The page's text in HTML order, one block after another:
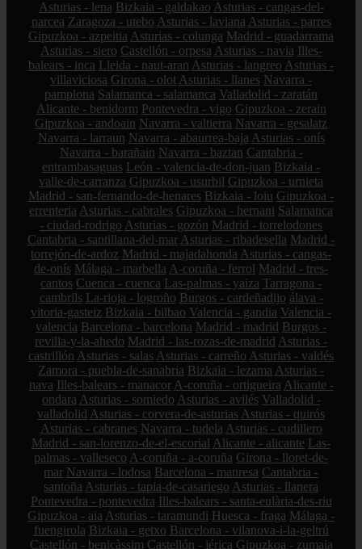
Asturias - lena Bizkaia - galdakao Asturias - cangas-del-
narcea Zaragoza - utebo Asturias - laviana Asturias - parres
Gipuzkoa - azpeitia Asturias - colunga Madrid - guadarrama
Asturias - siero Castellón - orpesa Asturias - navia Illes-
balears - inca Lleida - naut-aran Asturias - langreo Asturias -
villaviciosa Girona - olot Asturias - llanes Navarra -
pamplona Salamanca - salamanca Valladolid - zaratán
Alicante - benidorm Pontevedra - vigo Gipuzkoa - zerain
Gipuzkoa - andoain Navarra - valtierra Navarra - gesalatz
Navarra - larraun Navarra - abaurrea-baja Asturias - onís
Navarra - barañain Navarra - baztan Cantabria -
entrambasaguas León - valencia-de-don-juan Bizkaia -
valle-de-carranza Gipuzkoa - usurbil Gipuzkoa - urnieta
Madrid - san-fernando-de-henares Bizkaia - loiu Gipuzkoa -
errenteria Asturias - cabrales Gipuzkoa - hernani Salamanca
- ciudad-rodrigo Asturias - gozón Madrid - torrelodones
Cantabria - santillana-del-mar Asturias - ribadesella Madrid -
torrejón-de-ardoz Madrid - majadahonda Asturias - cangas-
de-onís Málaga - marbella A-coruña - ferrol Madrid - tres-
cantos Cuenca - cuenca Las-palmas - yaiza Tarragona -
cambrils La-rioja - logroño Burgos - cardeñadijo álava -
vitoria-gasteiz Bizkaia - bilbao Valencia - gandia Valencia -
valencia Barcelona - barcelona Madrid - madrid Burgos -
revilla-y-la-ahedo Madrid - las-rozas-de-madrid Asturias -
castrillón Asturias - salas Asturias - carreño Asturias - valdés
Zamora - puebla-de-sanabria Bizkaia - lezama Asturias -
nava Illes-balears - manacor A-coruña - ortigueira Alicante -
ondara Asturias - somiedo Asturias - avilés Valladolid -
valladolid Asturias - corvera-de-asturias Asturias - quirós
Asturias - cabranes Navarra - tudela Asturias - cudillero
Madrid - san-lorenzo-de-el-escorial Alicante - alicante Las-
palmas - valleseco A-coruña - a-coruña Girona - lloret-de-
mar Navarra - lodosa Barcelona - manresa Cantabria -
santoña Asturias - tapia-de-casariego Asturias - llanera
Pontevedra - pontevedra Illes-balears - santa-eulària-des-riu
Gipuzkoa - aia Asturias - taramundi Huesca - fraga Málaga -
fuengirola Bizkaia - getxo Barcelona - vilanova-i-la-geltrú
Castellón - benicàssim Castellón - jérica Gipuzkoa - zumaia